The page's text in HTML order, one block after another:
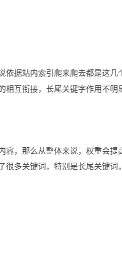
据站内索引爬来爬去都是这几
互衔接，长尾关键字作用不明
，那么从整体来说，权重会提
多关键词，特别是长尾关键词